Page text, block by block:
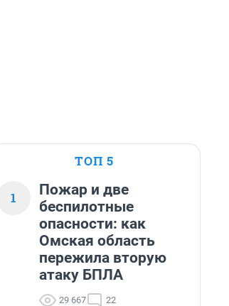
ТОП 5
1
Пожар и две
беспилотные
опасности: как
Омская область
пережила вторую
атаку БПЛА
29 667 22